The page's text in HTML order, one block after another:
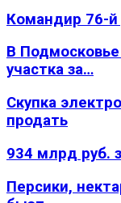
Командир 76-
В
участка за…
Скупка
продать
934 млрд руб.
Персики,